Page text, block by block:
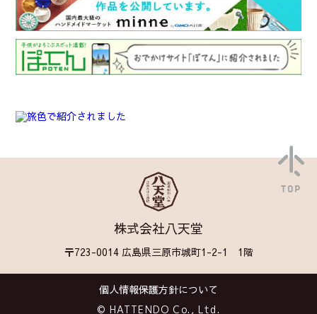
株式会社八天堂
〒723-0014 広島県三原市城町1-2-1 1階
個人情報保護方針について
© HATTENDO Co., Ltd.
TOP